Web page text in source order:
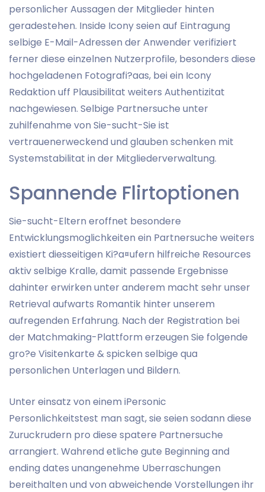
personlicher Aussagen der Mitglieder hinten
geradestehen. Inside Icony seien auf Eintragung
selbige E-Mail-Adressen der Anwender verifiziert
ferner diese einzelnen Nutzerprofile, besonders diese
hochgeladenen Fotografi?a­as, bei ein Icony
Redaktion uff Plausibilitat weiters Authentizitat
nachgewiesen. Selbige Partnersuche unter
zuhilfenahme von Sie-sucht-Sie ist
vertrauenerweckend und glauben schenken mit
Systemstabilitat in der Mitgliederverwaltung.
Spannende Flirtoptionen
Sie-sucht-Eltern eroffnet besondere
Entwicklungsmoglichkeiten ein Partnersuche weiters
existiert diesseitigen Ki?a¤ufern hilfreiche Resources
aktiv selbige Kralle, damit passende Ergebnisse
dahinter erwirken unter anderem macht sehr unser
Retrieval aufwarts Romantik hinter unserem
aufregenden Erfahrung. Nach der Registration bei
der Matchmaking-Plattform erzeugen Sie folgende
gro?e Visitenkarte & spicken selbige qua
personlichen Unterlagen und Bildern.
Unter einsatz von einem iPersonic
Personlichkeitstest man sagt, sie seien sodann diese
Zuruckrudern pro diese spatere Partnersuche
arrangiert. Wahrend etliche gute Beginning and
ending dates unangenehme Uberraschungen
bereithalten und von abweichende Vorstellungen ihr